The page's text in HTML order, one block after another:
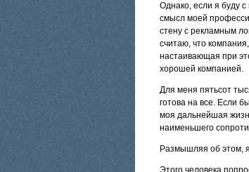
Однако, если я буду с
смысл моей
стену с рекламным
считаю, что
настаивающая при
хорошей компанией.
Для меня пятьсот
готова на все. Если
моя дальнейшая
наименьшего
Размышляя об этом,
Этого человека